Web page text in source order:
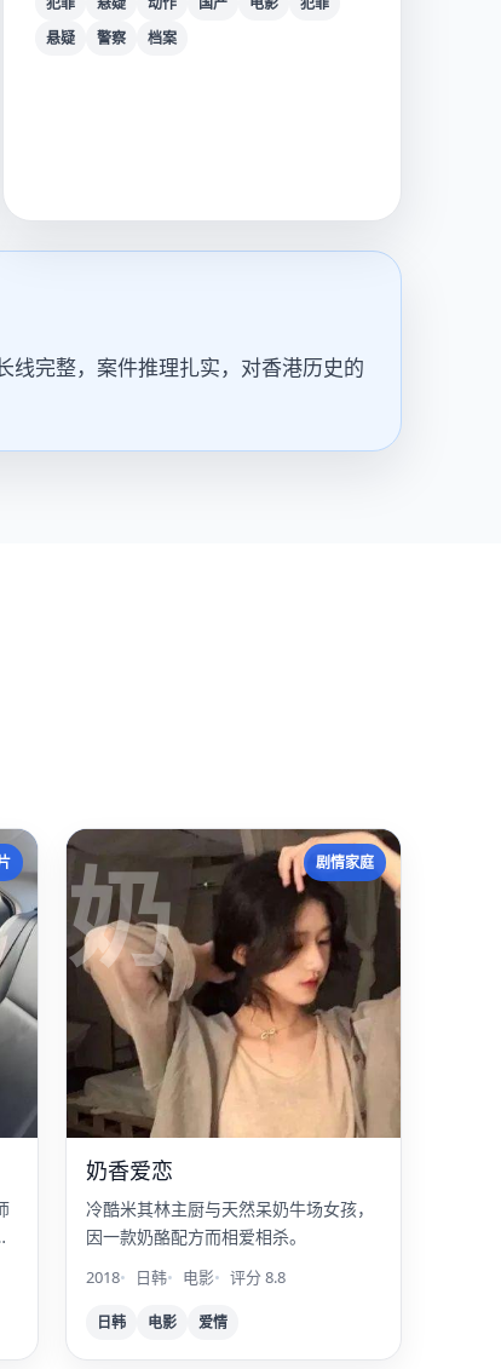
悬疑
警察 档案
线完整，案件推理扎实，对香港历史的
奶 剧情家庭
奶香爱恋
冷酷米其林主厨与天然呆奶牛场女孩，
因一款奶酪配方而相爱相杀。
2018 日韩 电影 评分 8.8
日韩 电影 爱情